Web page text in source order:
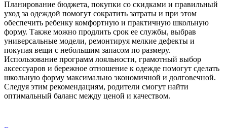
Планирование бюджета, покупки со скидками и правильный
уход за одеждой помогут сократить затраты и при этом
обеспечить ребенку комфортную и практичную школьную
форму. Также можно продлить срок ее службы, выбрав
универсальные модели, ремонтируя мелкие дефекты и
покупая вещи с небольшим запасом по размеру.
Использование программ лояльности, грамотный выбор
аксессуаров и бережное отношение к одежде помогут сделать
школьную форму максимально экономичной и долговечной.
Следуя этим рекомендациям, родители смогут найти
оптимальный баланс между ценой и качеством.